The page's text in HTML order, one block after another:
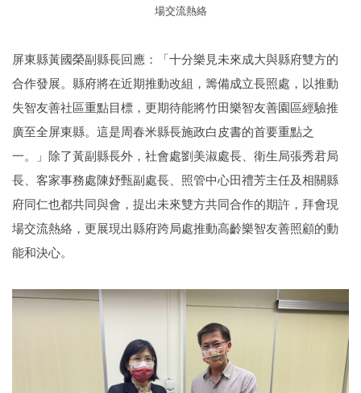
場交流熱絡
屏東縣黃國榮副縣長回應：「十分樂見未來成大與縣府雙方的
合作發展。縣府將在近期推動改組，籌備成立長照處，以推動
失智友善社區重點目標，更期待能將竹田樂智友善園區經驗推
廣至全屏東縣。這是周春米縣長施政白皮書的首要重點之
一。」除了黃副縣長外，社會處劉美淑處長、衛生局張秀君局
長、客家事務處陳妤甄副處長、照管中心田禮芳主任及相關縣
府同仁也都共同與會，提出未來雙方共同合作的期許，拜會現
場交流熱絡，更展現出縣府跨局處推動高齡樂智友善照顧的動
能和決心。